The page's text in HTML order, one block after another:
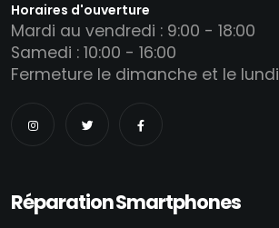
Horaires d'ouverture
Mardi au vendredi : 9:00 - 18:00
Samedi : 10:00 - 16:00
Fermeture le dimanche et le lundi
Réparation Smartphones